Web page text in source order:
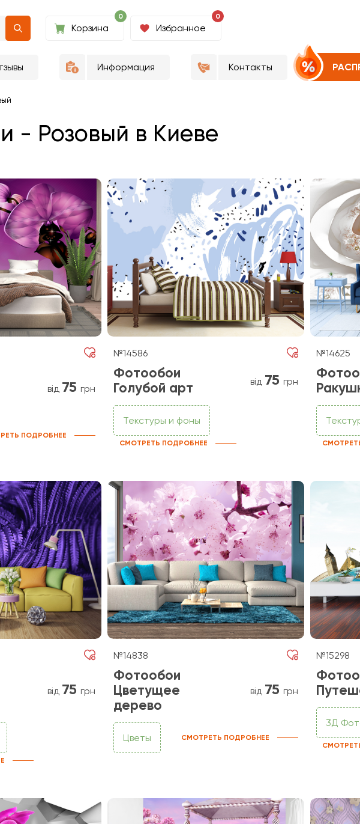
0
Корзина
0
Избранное
Информация Контакты
- Розовый в Киеве
від 75 грн
ПОДРОБНЕЕ
№14586
Фотообои
Голубой арт
від 75 грн
Текстуры и фоны
СМОТРЕТЬ ПОДРОБНЕЕ
№14625
від 75 грн
№14838
Фотообои
Цветущее
дерево
від 75 грн
Цветы СМОТРЕТЬ ПОДРОБНЕЕ
№15298
3Д